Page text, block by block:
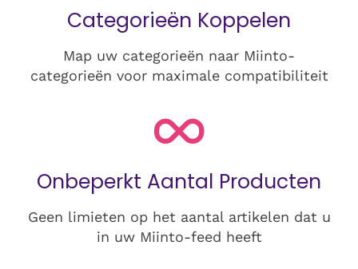
Categorieën Koppelen
Map uw categorieën naar Miinto-
categorieën voor maximale compatibiliteit
Onbeperkt Aantal Producten
Geen limieten op het aantal artikelen dat u
in uw Miinto-feed heeft